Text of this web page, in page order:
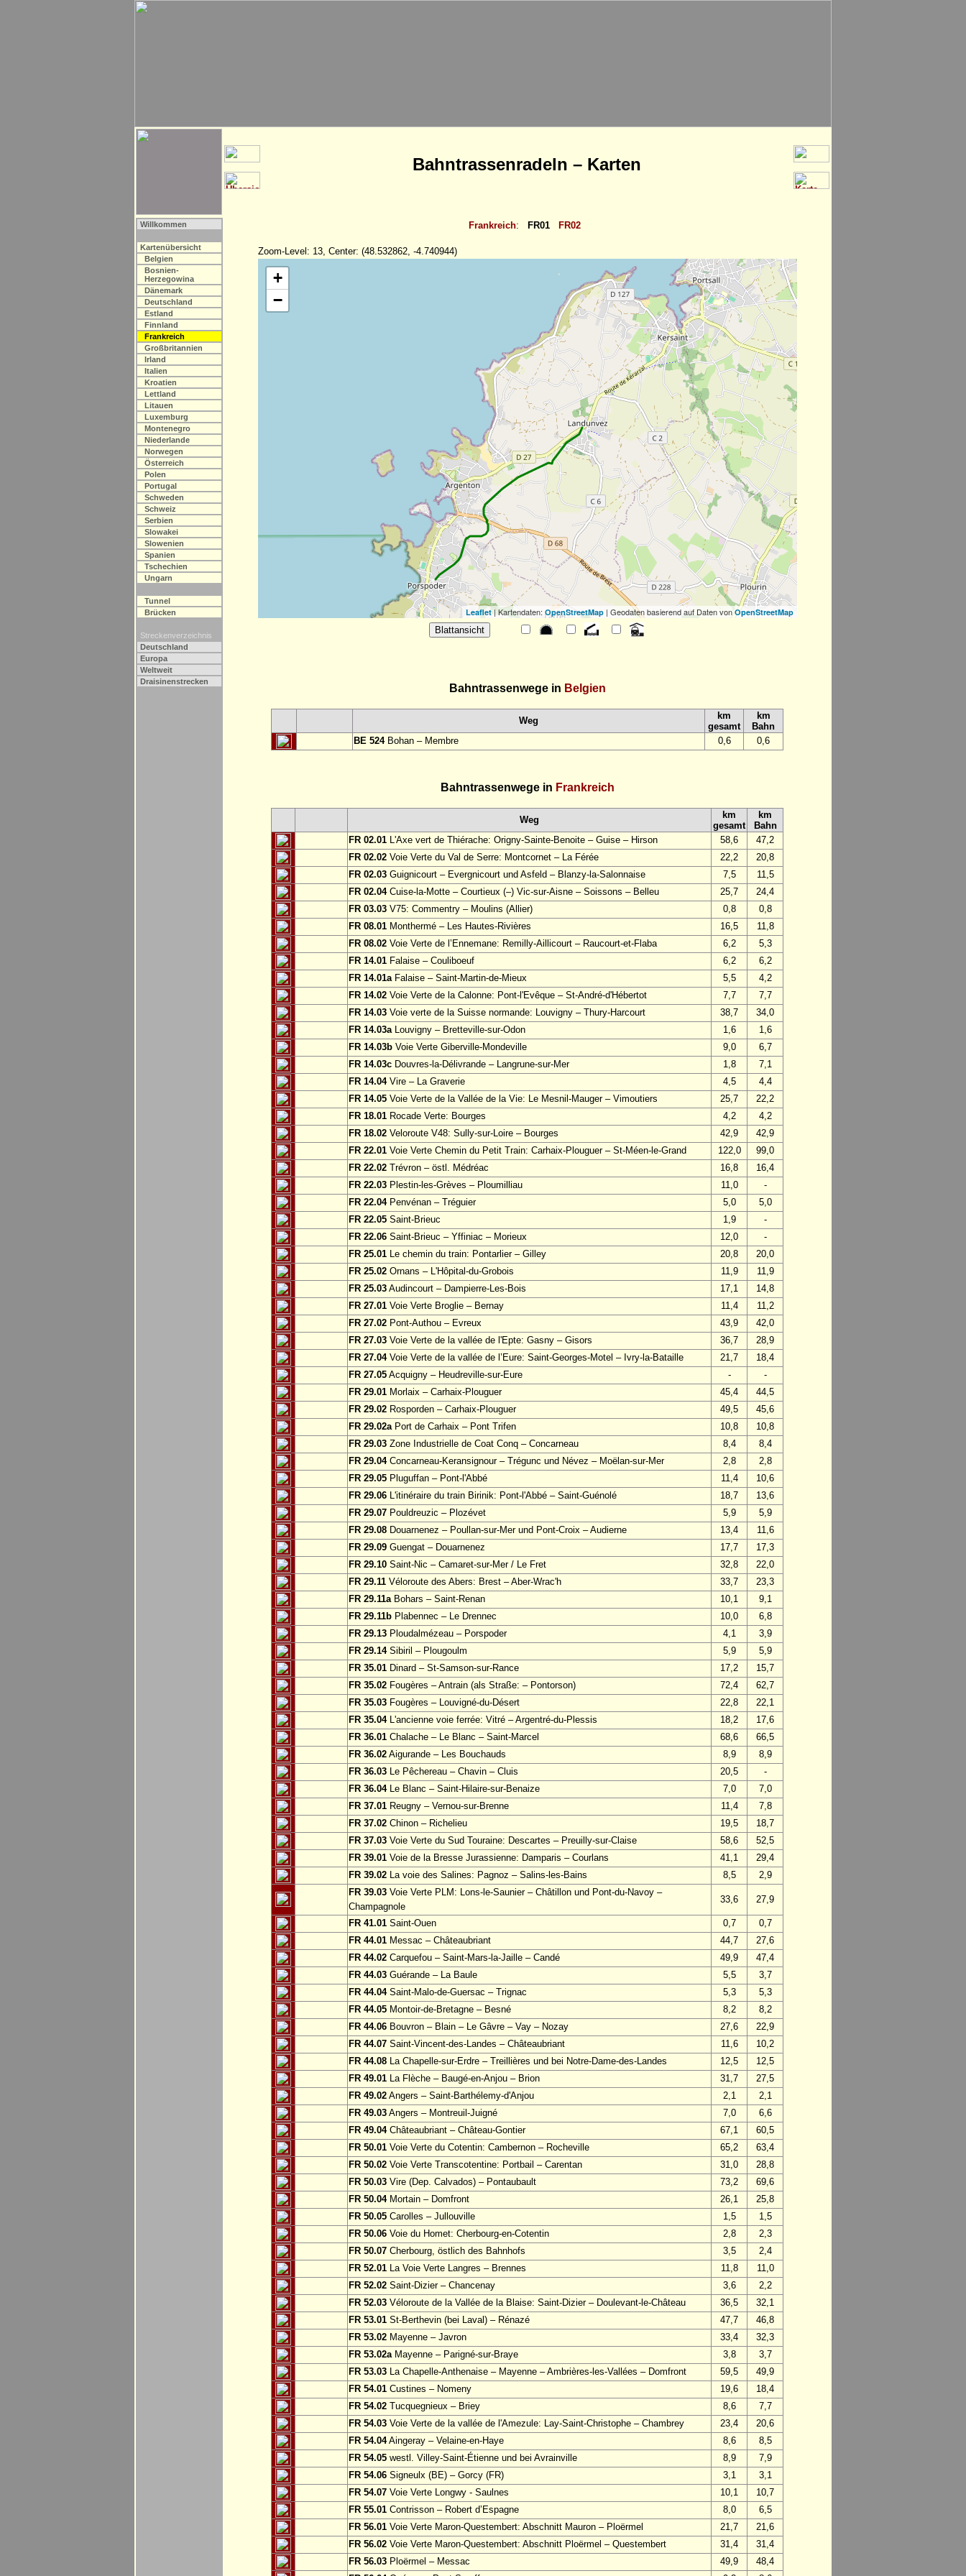
Bahntrassenradeln – Karten
Willkommen
Kartenübersicht
Belgien
Bosnien-
Herzegowina
Dänemark
Deutschland
Estland
Finnland
Frankreich
Großbritannien
Irland
Italien
Kroatien
Lettland
Litauen
Luxemburg
Montenegro
Niederlande
Norwegen
Österreich
Polen
Portugal
Schweden
Schweiz
Serbien
Slowakei
Slowenien
Spanien
Tschechien
Ungarn
Tunnel
Brücken
Streckenverzeichnis
Deutschland
Europa
Weltweit
Draisinenstrecken
Frankreich: FR01 FR02
Zoom-Level: 13, Center: (48.532862, -4.740944)
+
−
Leaflet| Kartendaten: OpenStreetMap| Geodaten basierend auf Daten vonOpenStreetMap
Bahntrassenwege in Belgien
Weg
km
gesamt
km
Bahn
BE 524Bohan – Membre 0,6 0,6
Bahntrassenwege in Frankreich
Weg
km
gesamt
km
Bahn
FR 02.01 L'Axe vert de Thiérache: Origny-Sainte-Benoite – Guise – Hirson 58,6
47,2
FR 02.02 Voie Verte du Val de Serre: Montcornet – La Férée 22,2
20,8
FR 02.03 Guignicourt – Evergnicourt und Asfeld – Blanzy-la-Salonnaise 7,5
11,5
FR 02.04Cuise-la-Motte – Courtieux (–) Vic-sur-Aisne – Soissons – Belleu 25,7
24,4
FR 03.03 V75: Commentry – Moulins (Allier) 0,8
0,8
FR 08.01 Monthermé – Les Hautes-Rivières 16,5
11,8
FR 08.02 Voie Verte de l’Ennemane: Remilly-Aillicourt – Raucourt-et-Flaba 6,2
5,3
FR 14.01 Falaise – Couliboeuf 6,2
6,2
FR 14.01aFalaise – Saint-Martin-de-Mieux 5,5
4,2
FR 14.02 Voie Verte de la Calonne: Pont-l'Evêque – St-André-d'Hébertot 7,7
7,7
FR 14.03 Voie verte de la Suisse normande: Louvigny – Thury-Harcourt 38,7
34,0
FR 14.03aLouvigny – Bretteville-sur-Odon 1,6
1,6
FR 14.03b Voie Verte Giberville-Mondeville 9,0
6,7
FR 14.03c Douvres-la-Délivrande – Langrune-sur-Mer 1,8
7,1
FR 14.04Vire – La Graverie 4,5
4,4
FR 14.05 Voie Verte de la Vallée de la Vie: Le Mesnil-Mauger – Vimoutiers 25,7
22,2
FR 18.01 Rocade Verte: Bourges 4,2
4,2
FR 18.02 Veloroute V48: Sully-sur-Loire – Bourges 42,9
42,9
FR 22.01 Voie Verte Chemin du Petit Train: Carhaix-Plouguer – St-Méen-le-Grand 122,0
99,0
FR 22.02 Trévron – östl. Médréac 16,8
16,4
FR 22.03 Plestin-les-Grèves – Ploumilliau 11,0
-
FR 22.04Penvénan – Tréguier 5,0
5,0
FR 22.05 Saint-Brieuc 1,9
-
FR 22.06 Saint-Brieuc – Yffiniac – Morieux 12,0
-
FR 25.01 Le chemin du train: Pontarlier – Gilley 20,8
20,0
FR 25.02 Ornans – L'Hôpital-du-Grobois 11,9
11,9
FR 25.03 Audincourt – Dampierre-Les-Bois 17,1
14,8
FR 27.01 Voie Verte Broglie – Bernay 11,4
11,2
FR 27.02 Pont-Authou – Evreux 43,9
42,0
FR 27.03 Voie Verte de la vallée de l'Epte: Gasny – Gisors 36,7
28,9
FR 27.04Voie Verte de la vallée de l’Eure: Saint-Georges-Motel – Ivry-la-Bataille 21,7
18,4
FR 27.05 Acquigny – Heudreville-sur-Eure -
-
FR 29.01 Morlaix – Carhaix-Plouguer 45,4
44,5
FR 29.02 Rosporden – Carhaix-Plouguer 49,5
45,6
FR 29.02aPort de Carhaix – Pont Trifen 10,8
10,8
FR 29.03 Zone Industrielle de Coat Conq – Concarneau 8,4
8,4
FR 29.04Concarneau-Keransignour – Trégunc und Névez – Moëlan-sur-Mer 2,8
2,8
FR 29.05 Pluguffan – Pont-l'Abbé 11,4
10,6
FR 29.06 L'itinéraire du train Birinik: Pont-l'Abbé – Saint-Guénolé 18,7
13,6
FR 29.07 Pouldreuzic – Plozévet 5,9
5,9
FR 29.08 Douarnenez – Poullan-sur-Mer und Pont-Croix – Audierne 13,4
11,6
FR 29.09 Guengat – Douarnenez 17,7
17,3
FR 29.10 Saint-Nic – Camaret-sur-Mer / Le Fret 32,8
22,0
FR 29.11 Véloroute des Abers: Brest – Aber-Wrac'h 33,7
23,3
FR 29.11aBohars – Saint-Renan 10,1
9,1
FR 29.11b Plabennec – Le Drennec 10,0
6,8
FR 29.13 Ploudalmézeau – Porspoder 4,1
3,9
FR 29.14Sibiril – Plougoulm 5,9
5,9
FR 35.01 Dinard – St-Samson-sur-Rance 17,2
15,7
FR 35.02 Fougères – Antrain (als Straße: – Pontorson) 72,4
62,7
FR 35.03 Fougères – Louvigné-du-Désert 22,8
22,1
FR 35.04L'ancienne voie ferrée: Vitré – Argentré-du-Plessis 18,2
17,6
FR 36.01 Chalache – Le Blanc – Saint-Marcel 68,6
66,5
FR 36.02 Aigurande – Les Bouchauds 8,9
8,9
FR 36.03 Le Pêchereau – Chavin – Cluis 20,5
-
FR 36.04Le Blanc – Saint-Hilaire-sur-Benaize 7,0
7,0
FR 37.01 Reugny – Vernou-sur-Brenne 11,4
7,8
FR 37.02 Chinon – Richelieu 19,5
18,7
FR 37.03 Voie Verte du Sud Touraine: Descartes – Preuilly-sur-Claise 58,6
52,5
FR 39.01 Voie de la Bresse Jurassienne: Damparis – Courlans 41,1
29,4
FR 39.02 La voie des Salines: Pagnoz – Salins-les-Bains 8,5
2,9
FR 39.03 Voie Verte PLM: Lons-le-Saunier – Châtillon und Pont-du-Navoy –
Champagnole
33,6 27,9
FR 41.01 Saint-Ouen 0,7
0,7
FR 44.01 Messac – Châteaubriant 44,7
27,6
FR 44.02 Carquefou – Saint-Mars-la-Jaille – Candé 49,9
47,4
FR 44.03 Guérande – La Baule 5,5
3,7
FR 44.04Saint-Malo-de-Guersac – Trignac 5,3
5,3
FR 44.05 Montoir-de-Bretagne – Besné 8,2
8,2
FR 44.06 Bouvron – Blain – Le Gâvre – Vay – Nozay 27,6
22,9
FR 44.07 Saint-Vincent-des-Landes – Châteaubriant 11,6
10,2
FR 44.08 La Chapelle-sur-Erdre – Treillières und bei Notre-Dame-des-Landes 12,5
12,5
FR 49.01 La Flèche – Baugé-en-Anjou – Brion 31,7
27,5
FR 49.02 Angers – Saint-Barthélemy-d'Anjou 2,1
2,1
FR 49.03 Angers – Montreuil-Juigné 7,0
6,6
FR 49.04Châteaubriant – Château-Gontier 67,1
60,5
FR 50.01 Voie Verte du Cotentin: Cambernon – Rocheville 65,2
63,4
FR 50.02 Voie Verte Transcotentine: Portbail – Carentan 31,0
28,8
FR 50.03 Vire (Dep. Calvados) – Pontaubault 73,2
69,6
FR 50.04Mortain – Domfront 26,1
25,8
FR 50.05 Carolles – Jullouville 1,5
1,5
FR 50.06 Voie du Homet: Cherbourg-en-Cotentin 2,8
2,3
FR 50.07 Cherbourg, östlich des Bahnhofs 3,5
2,4
FR 52.01 La Voie Verte Langres – Brennes 11,8
11,0
FR 52.02 Saint-Dizier – Chancenay 3,6
2,2
FR 52.03 Véloroute de la Vallée de la Blaise: Saint-Dizier – Doulevant-le-Château 36,5
32,1
FR 53.01 St-Berthevin (bei Laval) – Rénazé 47,7
46,8
FR 53.02 Mayenne – Javron 33,4
32,3
FR 53.02aMayenne – Parigné-sur-Braye 3,8
3,7
FR 53.03 La Chapelle-Anthenaise – Mayenne – Ambrières-les-Vallées – Domfront 59,5
49,9
FR 54.01 Custines – Nomeny 19,6
18,4
FR 54.02 Tucquegnieux – Briey 8,6
7,7
FR 54.03 Voie Verte de la vallée de l'Amezule: Lay-Saint-Christophe – Chambrey 23,4
20,6
FR 54.04Aingeray – Velaine-en-Haye 8,6
8,5
FR 54.05 westl. Villey-Saint-Étienne und bei Avrainville 8,9
7,9
FR 54.06 Signeulx (BE) – Gorcy (FR) 3,1
3,1
FR 54.07 Voie Verte Longwy - Saulnes 10,1
10,7
FR 55.01 Contrisson – Robert d’Espagne 8,0
6,5
FR 56.01 Voie Verte Maron-Questembert: Abschnitt Mauron – Ploërmel 21,7
21,6
FR 56.02 Voie Verte Maron-Questembert: Abschnitt Ploërmel – Questembert 31,4
31,4
FR 56.03 Ploërmel – Messac 49,9
48,4